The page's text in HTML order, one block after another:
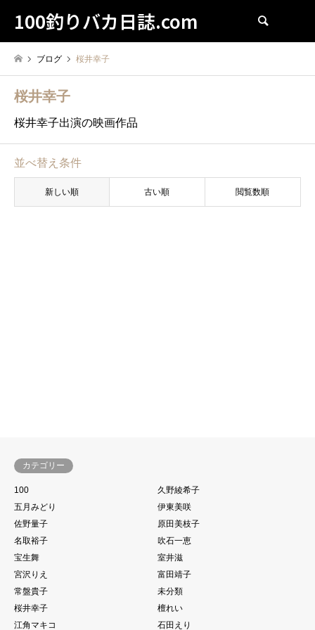
100釣りバカ日誌.com
ブログ 桜井幸子
桜井幸子
桜井幸子出演の映画作品
並べ替え条件
新しい順 古い順 閲覧数順
カテゴリー
100
久野綾希子
五月みどり
伊東美咲
佐野量子
原田美枝子
名取裕子
吹石一恵
宝生舞
室井滋
宮沢りえ
富田靖子
常盤貴子
未分類
桜井幸子
檀れい
江角マキコ
石田えり